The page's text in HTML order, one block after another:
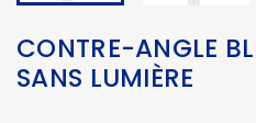
CONTRE-ANGLE
SANS LUMIÈRE